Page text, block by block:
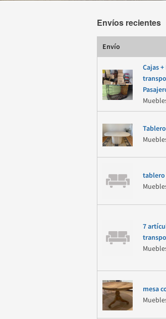
Envíos recientes
Envío
Cajas
tablero
7
mesa